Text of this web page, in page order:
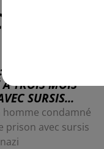
HOMME
TROIS MOIS
SURSIS...
homme condamné
prison avec sursis